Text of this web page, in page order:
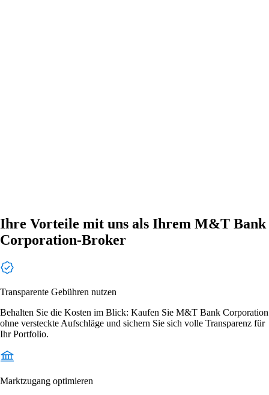
Ihre Vorteile mit uns als Ihrem M&T Bank
Corporation-Broker
Transparente Gebühren nutzen
Behalten Sie die Kosten im Blick: Kaufen Sie M&T Bank Corporation
ohne versteckte Aufschläge und sichern Sie sich volle Transparenz für
Ihr Portfolio.
Marktzugang optimieren